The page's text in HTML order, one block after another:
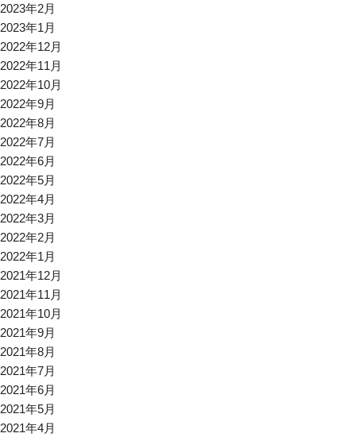
2023年2月
2023年1月
2022年12月
2022年11月
2022年10月
2022年9月
2022年8月
2022年7月
2022年6月
2022年5月
2022年4月
2022年3月
2022年2月
2022年1月
2021年12月
2021年11月
2021年10月
2021年9月
2021年8月
2021年7月
2021年6月
2021年5月
2021年4月